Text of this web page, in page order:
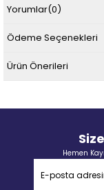
Yorumlar(0)
Ödeme Seçenekleri
Ürün Önerileri
Hemen